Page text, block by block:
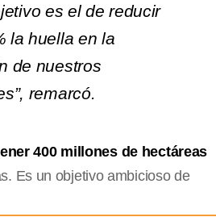
es el de reducir
la huella en la
de nuestros
remarcó.
400 millones de hectáreas
Es un objetivo ambicioso de